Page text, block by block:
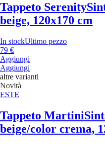
Tappeto Serenity
beige, 120x170 cm
In stockUltimo pezzo
79 €
Aggiungi
Aggiungi
altre varianti
Novità
ESTE
Tappeto Martini
beige/color crema,